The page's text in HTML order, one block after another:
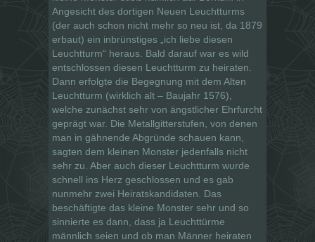
Angesicht des dortigen Neuen Leuchtturms
(der auch schon nicht mehr so neu ist, da 1879
erbaut) ein inbrünstiges „ich liebe diesen
Leuchtturm“ heraus. Bald darauf war es wild
entschlossen diesen Leuchtturm zu heiraten.
Dann erfolgte die Begegnung mit dem Alten
Leuchtturm (wirklich alt – Baujahr 1576),
welche zunächst sehr von ängstlicher Ehrfurcht
geprägt war. Die Metallgitterstufen, von denen
man in gähnende Abgründe schauen kann,
sagten dem kleinen Monster jedenfalls nicht
sehr zu. Aber auch dieser Leuchtturm wurde
schnell ins Herz geschlossen und es gab
nunmehr zwei Heiratskandidaten. Das
beschäftigte das kleine Monster sehr und so
sinnierte es dann, dass ja Leuchttürme
männlich seien und ob man Männer heiraten